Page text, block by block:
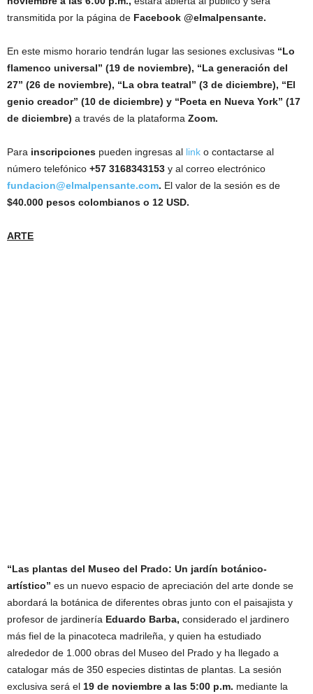
transmitida por la página de Facebook @elmalpensante.
En este mismo horario tendrán lugar las sesiones exclusivas “Lo
flamenco universal” (19 de noviembre), “La generación del
27” (26 de noviembre), “La obra teatral” (3 de diciembre), “El
genio creador” (10 de diciembre) y “Poeta en Nueva York” (17
de diciembre) a través de la plataforma Zoom.
Para inscripciones pueden ingresas al link o contactarse al
número telefónico +57 3168343153 y al correo electrónico
fundacion@elmalpensante.com. El valor de la sesión es de
$40.000 pesos colombianos o 12 USD.
ARTE
“Las plantas del Museo del Prado: Un jardín botánico-
artístico” es un nuevo espacio de apreciación del arte donde se
abordará la botánica de diferentes obras junto con el paisajista y
profesor de jardinería Eduardo Barba, considerado el jardinero
más fiel de la pinacoteca madrileña, y quien ha estudiado
alrededor de 1.000 obras del Museo del Prado y ha llegado a
catalogar más de 350 especies distintas de plantas. La sesión
exclusiva será el 19 de noviembre a las 5:00 p.m. mediante la